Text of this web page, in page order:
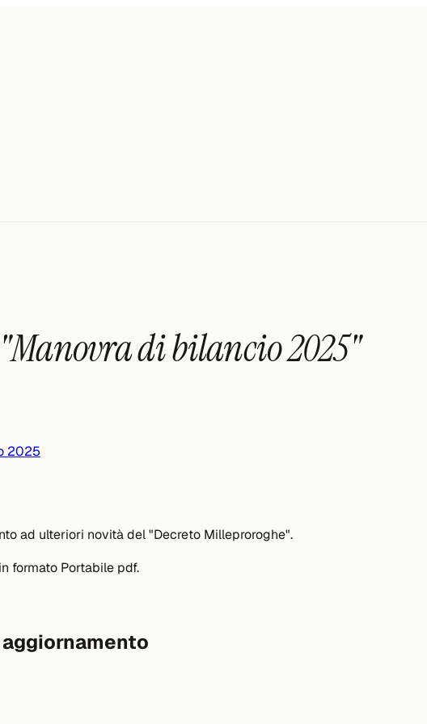
di bilancio 2025"
2025
ad ulteriori novità del "Decreto Milleproroghe".
formato Portabile pdf.